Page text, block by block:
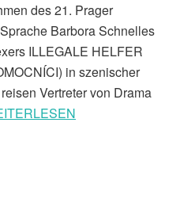
des 21. Prager
Barbora Schnelles
ILLEGALE HELFER
in szenischer
Vertreter von Drama